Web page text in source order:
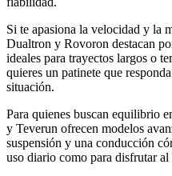
Si te apasiona la velocidad y la
Dualtron y Rovoron destacan
ideales para trayectos largos o
quieres un patinete que
situación.
Para quienes buscan equilibrio
y Teverun ofrecen modelos
suspensión y una conducción
uso diario como para disfrutar